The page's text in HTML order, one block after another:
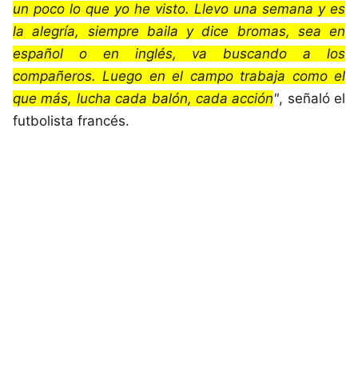
un poco lo que yo he visto. Llevo una semana y es
la alegría, siempre baila y dice bromas, sea en
español o en inglés, va buscando a los
compañeros. Luego en el campo trabaja como el
que más, lucha cada balón, cada acción", señaló el
futbolista francés.